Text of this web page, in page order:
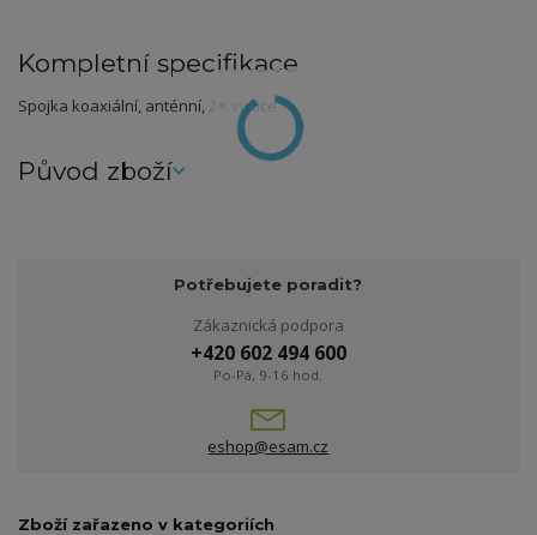
Kompletní specifikace
Spojka koaxiální, anténní, 2× vidlice
Původ zboží
Potřebujete poradit?
Zákaznická podpora
+420 602 494 600
Po-Pá, 9-16 hod.
eshop@esam.cz
Zboží zařazeno v kategoriích